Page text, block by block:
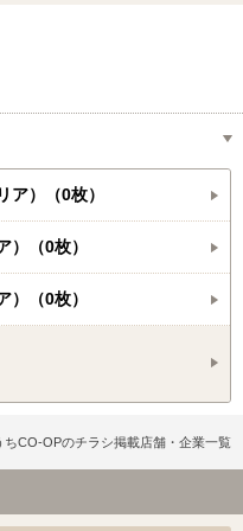
ア）（0枚）
）（0枚）
）（0枚）
ちCO-OPのチラシ掲載店舗・企業一覧